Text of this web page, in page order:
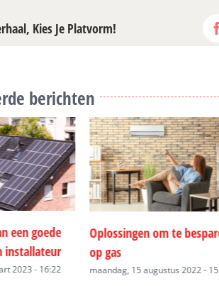
Kies Je Platvorm!
berichten
te besparen
2022 - 15:28
Bomen kappen: hoe en
waarom?
vrijdag, 22 april 2022 - 12:04